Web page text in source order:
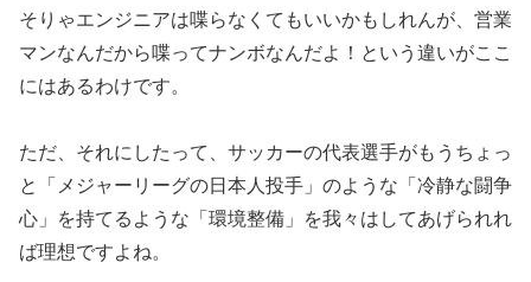
そりゃエンジニアは喋らなくてもいいかもしれんが、営業
マンなんだから喋ってナンボなんだよ！という違いがここ
にはあるわけです。
ただ、それにしたって、サッカーの代表選手がもうちょっ
と「メジャーリーグの日本人投手」のような「冷静な闘争
心」を持てるような「環境整備」を我々はしてあげられれ
ば理想ですよね。